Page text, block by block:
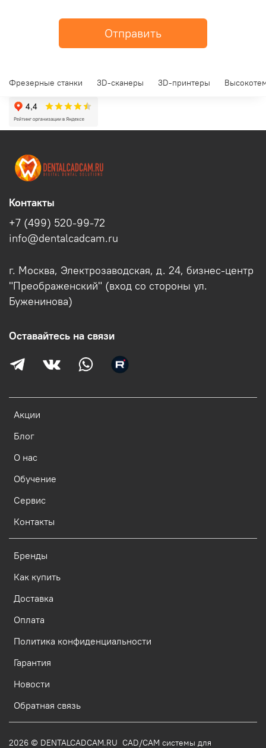
Отправить
Фрезерные станки 3D-сканеры 3D-принтеры
Акции
Блог
О нас
Обучение
Сервис
Контакты
Бренды
Как купить
Доставка
Оплата
Политика конфиденциальности
Гарантия
Новости
Обратная связь
Контакты
+7 (499) 520-99-72
info@dentalcadcam.ru
г. Москва, Электрозаводская, д. 24, бизнес-центр
"Преображенский" (вход со стороны ул.
Буженинова)
Оставайтесь на связи
2026 © DENTALCADCAM.RU CAD/CAM системы для